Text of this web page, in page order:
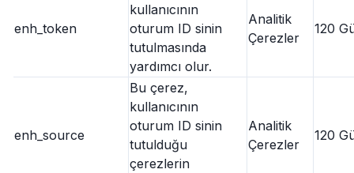
enh_token
kullanıcının
oturum ID sinin
tutulmasında
yardımcı olur.
Analitik
Çerezler
120
enh_source
Bu çerez,
kullanıcının
oturum ID sinin
tutulduğu
çerezlerin
Analitik
Çerezler
120